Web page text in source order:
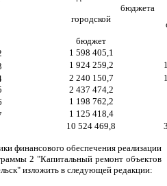
бюджета
городской
бюджет
1 598 405,1
1 924 259,2
2 240 150,7
2 437 474,2
1 198 762,2
1 125 418,4
10 524 469,8
финансового обеспечения реализации
2 "Капитальный ремонт объектов
изложить в следующей редакции: